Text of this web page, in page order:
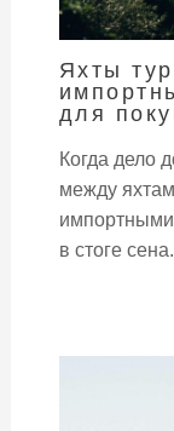
Яхты
для
Когда дело
между
импортными
в стоге